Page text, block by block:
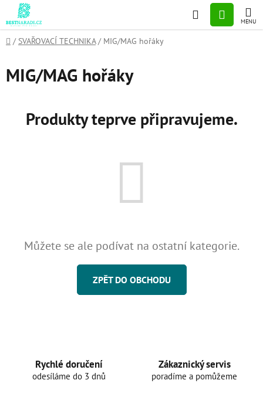
obsah
Hledat
Domů
/ SVAŘOVACÍ TECHNIKA / MIG/MAG hořáky
MIG/MAG hořáky
Produkty teprve připravujeme.
Můžete se ale podívat na ostatní kategorie.
ZPĚT DO OBCHODU
Rychlé doručení
odesíláme do 3 dnů
Zákaznický servis
poradíme a pomůžeme